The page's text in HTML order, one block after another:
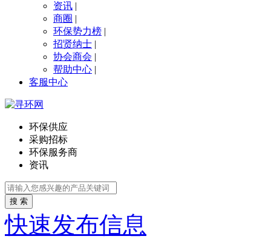
资讯 |
商圈 |
环保势力榜 |
招贤纳士 |
协会商会 |
帮助中心 |
客服中心
环保供应
采购招标
环保服务商
资讯
搜 索
快速发布信息